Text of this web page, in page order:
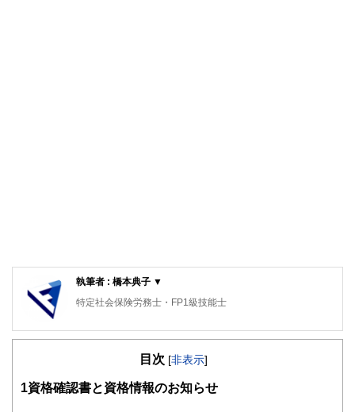
執筆者 : 橋本典子 ▼
特定社会保険労務士・FP1級技能士
目次 [非表示]
1 資格確認書と資格情報のお知らせ